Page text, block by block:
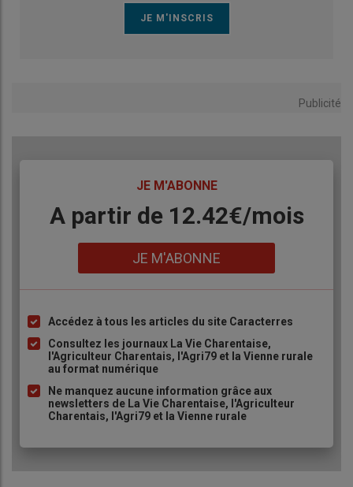
Publicité
JE M'ABONNE
Body
A partir de 12.42€/mois
JE M'ABONNE
Liste
à
puce
Accédez à tous les articles du site Caracterres
Consultez les journaux La Vie Charentaise,
l'Agriculteur Charentais, l'Agri79 et la Vienne rurale
au format numérique
Ne manquez aucune information grâce aux
newsletters de La Vie Charentaise, l'Agriculteur
Charentais, l'Agri79 et la Vienne rurale